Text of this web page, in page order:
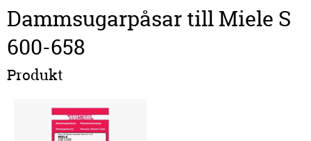
Dammsugarpåsar till Miele S
600-658
Produkt